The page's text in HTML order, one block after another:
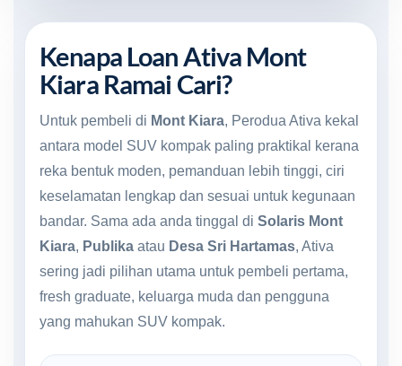
Kenapa Loan Ativa Mont
Kiara Ramai Cari?
Untuk pembeli di Mont Kiara, Perodua Ativa kekal
antara model SUV kompak paling praktikal kerana
reka bentuk moden, pemanduan lebih tinggi, ciri
keselamatan lengkap dan sesuai untuk kegunaan
bandar. Sama ada anda tinggal di Solaris Mont
Kiara, Publika atau Desa Sri Hartamas, Ativa
sering jadi pilihan utama untuk pembeli pertama,
fresh graduate, keluarga muda dan pengguna
yang mahukan SUV kompak.